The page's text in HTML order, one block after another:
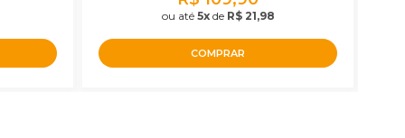
ou até 5xde R$ 21,98
COMPRAR